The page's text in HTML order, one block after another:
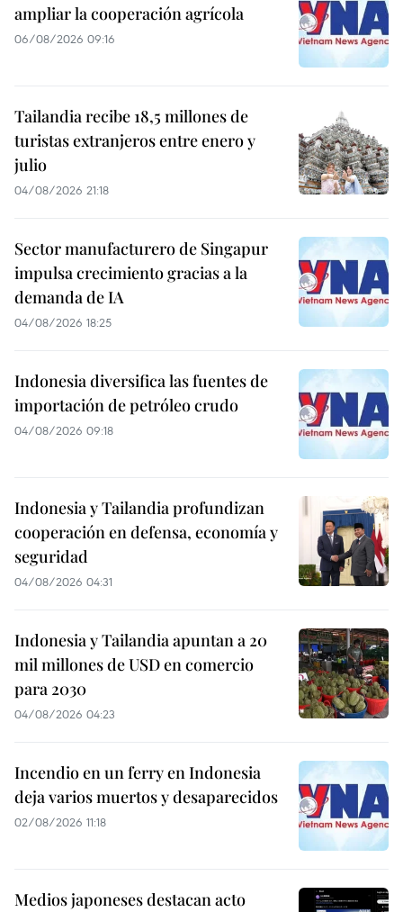
ampliar la cooperación agrícola
06/08/2026 09:16
Tailandia recibe 18,5 millones de
turistas extranjeros entre enero y
julio
04/08/2026 21:18
Sector manufacturero de Singapur
impulsa crecimiento gracias a la
demanda de IA
04/08/2026 18:25
Indonesia diversifica las fuentes de
importación de petróleo crudo
04/08/2026 09:18
Indonesia y Tailandia profundizan
cooperación en defensa, economía y
seguridad
04/08/2026 04:31
Indonesia y Tailandia apuntan a 20
mil millones de USD en comercio
para 2030
04/08/2026 04:23
Incendio en un ferry en Indonesia
deja varios muertos y desaparecidos
02/08/2026 11:18
Medios japoneses destacan acto